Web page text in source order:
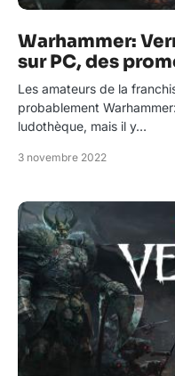
Warhammer:
sur PC, des
Les amateurs de la
probablement
ludothèque, mais il y…
3 novembre 2022